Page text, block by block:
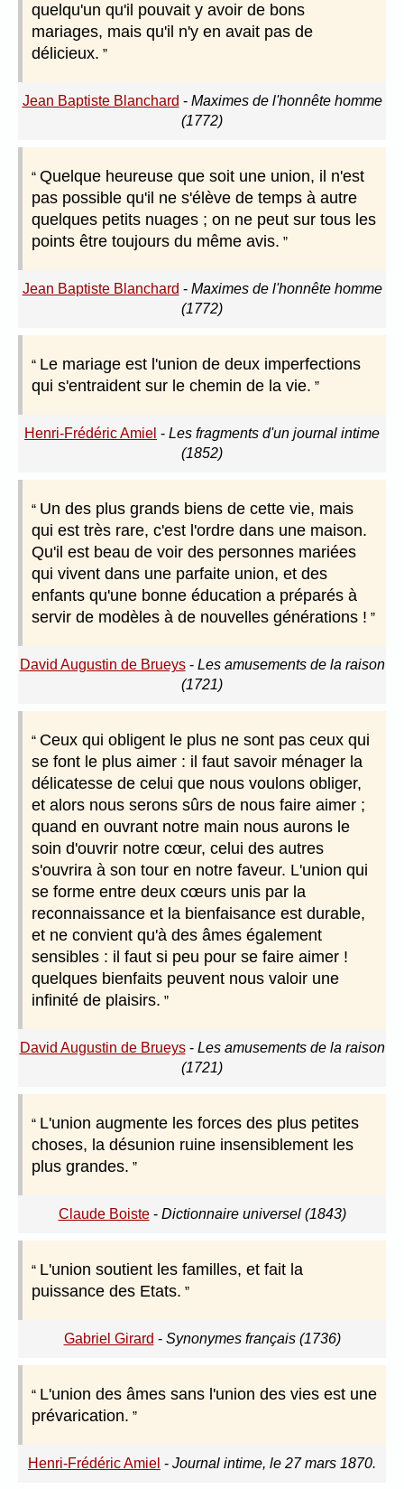
quelqu'un qu'il pouvait y avoir de bons
mariages, mais qu'il n'y en avait pas de
délicieux.
Jean Baptiste Blanchard - Maximes de l'honnête homme
(1772)
Quelque heureuse que soit une union, il n'est
pas possible qu'il ne s'élève de temps à autre
quelques petits nuages ; on ne peut sur tous les
points être toujours du même avis.
Jean Baptiste Blanchard - Maximes de l'honnête homme
(1772)
Le mariage est l'union de deux imperfections
qui s'entraident sur le chemin de la vie.
Henri-Frédéric Amiel - Les fragments d'un journal intime
(1852)
Un des plus grands biens de cette vie, mais
qui est très rare, c'est l'ordre dans une maison.
Qu'il est beau de voir des personnes mariées
qui vivent dans une parfaite union, et des
enfants qu'une bonne éducation a préparés à
servir de modèles à de nouvelles générations !
David Augustin de Brueys- Les amusements de la raison
(1721)
Ceux qui obligent le plus ne sont pas ceux qui
se font le plus aimer : il faut savoir ménager la
délicatesse de celui que nous voulons obliger,
et alors nous serons sûrs de nous faire aimer ;
quand en ouvrant notre main nous aurons le
soin d'ouvrir notre cœur, celui des autres
s'ouvrira à son tour en notre faveur. L'union qui
se forme entre deux cœurs unis par la
reconnaissance et la bienfaisance est durable,
et ne convient qu'à des âmes également
sensibles : il faut si peu pour se faire aimer !
quelques bienfaits peuvent nous valoir une
infinité de plaisirs.
David Augustin de Brueys- Les amusements de la raison
(1721)
L'union augmente les forces des plus petites
choses, la désunion ruine insensiblement les
plus grandes.
Claude Boiste- Dictionnaire universel (1843)
L'union soutient les familles, et fait la
puissance des Etats.
Gabriel Girard - Synonymes français (1736)
L'union des âmes sans l'union des vies est une
prévarication.
Henri-Frédéric Amiel - Journal intime, le 27 mars 1870.